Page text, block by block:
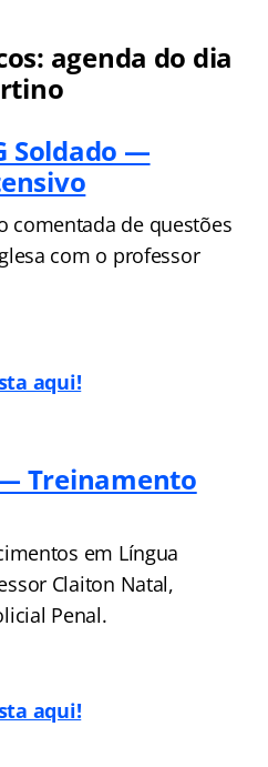
agenda do dia
Soldado —
comentada de questões
com o professor
aqui!
— Treinamento
em Língua
Claiton Natal,
Penal.
aqui!